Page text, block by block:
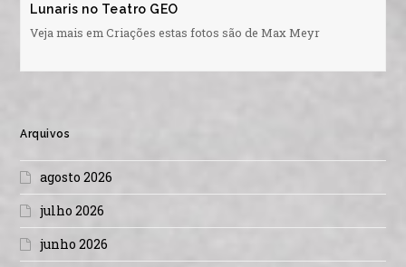
Lunaris no Teatro GEO
Veja mais em Criações estas fotos são de Max Meyr
Arquivos
agosto 2026
julho 2026
junho 2026